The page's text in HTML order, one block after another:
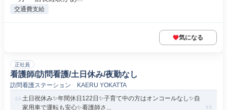
交通費支給
気になる
正社員
看護師/訪問看護/土日休み/夜勤なし
訪問看護ステーション KAERU YOKATTA
土日祝休み✨年間休日122日✨子育て中の方はオンコールなし✨自
家用車で運転も安心✨看護師さ...